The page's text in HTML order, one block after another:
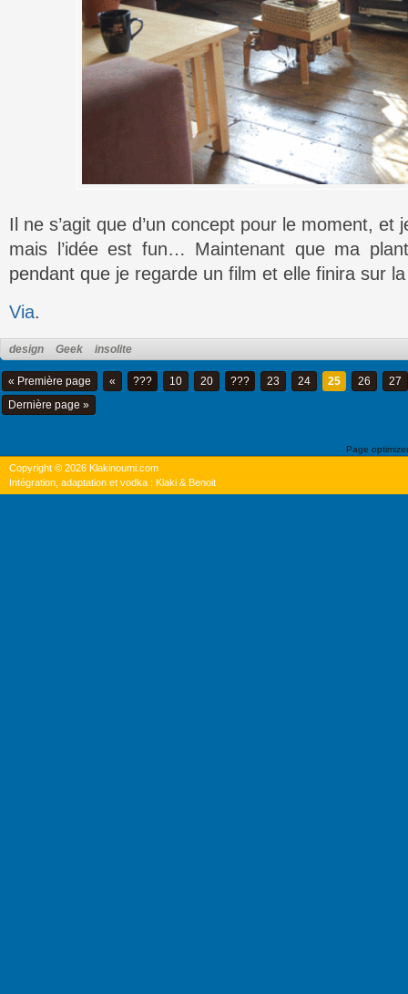
Il ne s’agit que d’un concept pour le moment, et
mais l’idée est fun… Maintenant que ma
pendant que je regarde un film et elle finira sur
Via.
design Geek insolite
« Première page « ??? 10 20 ??? 23 24 25 26
27
Dernière page »
Page
Copyright © 2026 Klakinoumi.com
Intégration, adaptation et vodka : Klaki & Benoit